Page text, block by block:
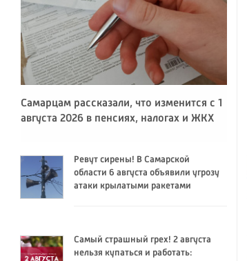
Самарцам рассказали, что изменится с 1
августа 2026 в пенсиях, налогах и ЖКХ
Ревут сирены! В Самарской
области 6 августа объявили угрозу
атаки крылатыми ракетами
Самый страшный грех! 2 августа
нельзя купаться и работать: